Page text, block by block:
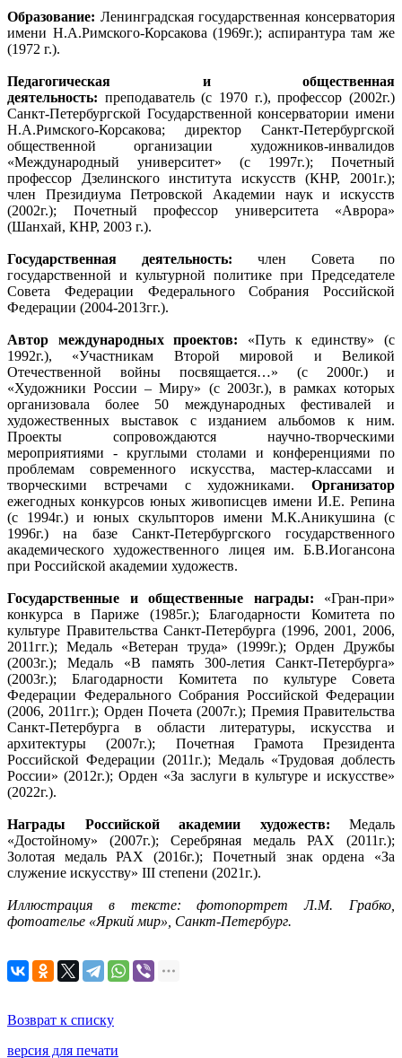
Образование: Ленинградская государственная консерватория
имени Н.А.Римского-Корсакова (1969г.); аспирантура там же
(1972 г.).
Педагогическая и общественная
деятельность: преподаватель (с 1970 г.), профессор (2002г.)
Санкт-Петербургской Государственной консерватории имени
Н.А.Римского-Корсакова; директор Санкт-Петербургской
общественной организации художников-инвалидов
«Международный университет» (с 1997г.); Почетный
профессор Дзелинского института искусств (КНР, 2001г.);
член Президиума Петровской Академии наук и искусств
(2002г.); Почетный профессор университета «Аврора»
(Шанхай, КНР, 2003 г.).
Государственная деятельность: член Совета по
государственной и культурной политике при Председателе
Совета Федерации Федерального Собрания Российской
Федерации (2004-2013гг.).
Автор международных проектов: «Путь к единству» (с
1992г.), «Участникам Второй мировой и Великой
Отечественной войны посвящается…» (с 2000г.) и
«Художники России – Миру» (с 2003г.), в рамках которых
организовала более 50 международных фестивалей и
художественных выставок с изданием альбомов к ним.
Проекты сопровождаются научно-творческими
мероприятиями - круглыми столами и конференциями по
проблемам современного искусства, мастер-классами и
творческими встречами с художниками. Организатор
ежегодных конкурсов юных живописцев имени И.Е. Репина
(с 1994г.) и юных скульпторов имени М.К.Аникушина (с
1996г.) на базе Санкт-Петербургского государственного
академического художественного лицея им. Б.В.Иогансона
при Российской академии художеств.
Государственные и общественные награды: «Гран-при»
конкурса в Париже (1985г.); Благодарности Комитета по
культуре Правительства Санкт-Петербурга (1996, 2001, 2006,
2011гг.); Медаль «Ветеран труда» (1999г.); Орден Дружбы
(2003г.); Медаль «В память 300-летия Санкт-Петербурга»
(2003г.); Благодарности Комитета по культуре Совета
Федерации Федерального Собрания Российской Федерации
(2006, 2011гг.); Орден Почета (2007г.); Премия Правительства
Санкт-Петербурга в области литературы, искусства и
архитектуры (2007г.); Почетная Грамота Президента
Российской Федерации (2011г.); Медаль «Трудовая доблесть
России» (2012г.); Орден «За заслуги в культуре и искусстве»
(2022г.).
Награды Российской академии художеств: Медаль
«Достойному» (2007г.); Серебряная медаль РАХ (2011г.);
Золотая медаль РАХ (2016г.); Почетный знак ордена «За
служение искусству» III степени (2021г.).
Иллюстрация в тексте: фотопортрет Л.М. Грабко,
фотоателье «Яркий мир», Санкт-Петербург.
Возврат к списку
версия для печати